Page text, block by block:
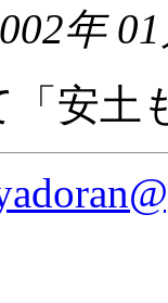
年
「安土